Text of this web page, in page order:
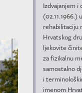
Izdvajanjem
(02.11.1966.)
rehabilitaciju
Hrvatskog
ljekovite
za fizikalnu
samostalno
i
imenom